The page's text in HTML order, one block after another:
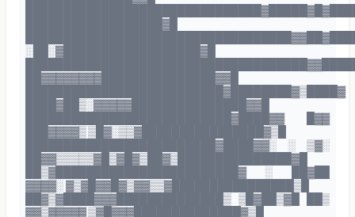
██████████████████▓█
░██░▓██████████████████▓█
██▓▓▓▓▓▓▓▓███████████████▓▓█
██████████████████████████▓████████▓▒████▓
████▓██▒░▓▓▓▓▓███████████████▓▓█
███████████████████████████▓████▓▓ █▓▓
███▓▓▓▓▒ ▒█▓░▒▒▓████████████████▓▒█
█████████████████████████▓████▓▓░ ░ ▒▓░
██▓▓▒▒▒▒▒▓█▒▓█▓▒██▓▒███████████████▓█
██▒▓████████████████████████▓ ░ ██▓██
▓▓▓▓░ ▓▒▓█▓▓█▓▒▓▓▒▒▓████████████████▒█
██▓▒▓████▓▓▓██████████████▒ ▒█▓██▒▓█ ██▒
▓▓▒▓▓▓▓▓ ▒▓█▓▓▓██████████████▓▒█